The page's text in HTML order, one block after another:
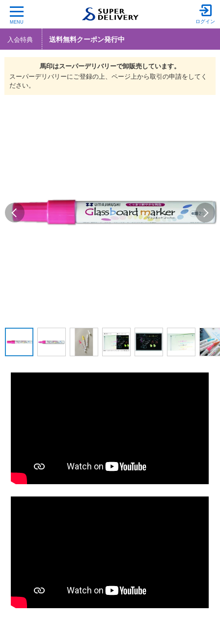
MENU ログイン
入会特典 送料無料クーポン発行中
馬印はスーパーデリバリーで卸販売しています。
スーパーデリバリーにご登録の上、ページ上から取引の申請をしてく
ださい。